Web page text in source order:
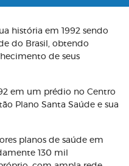
história em 1992 sendo
do Brasil, obtendo
de seus
em um prédio no Centro
Plano Santa Saúde e sua
planos de saúde em
130 mil